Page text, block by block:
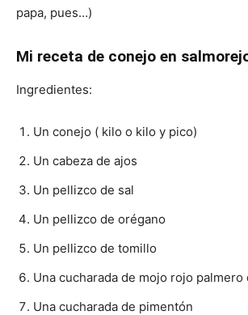
papa, pues…)
Mi receta de conejo en
Ingredientes:
Un conejo ( kilo o kilo y pico)
Un cabeza de ajos
Un pellizco de sal
Un pellizco de orégano
Un pellizco de tomillo
Una cucharada de mojo rojo palmero
Una cucharada de pimentón